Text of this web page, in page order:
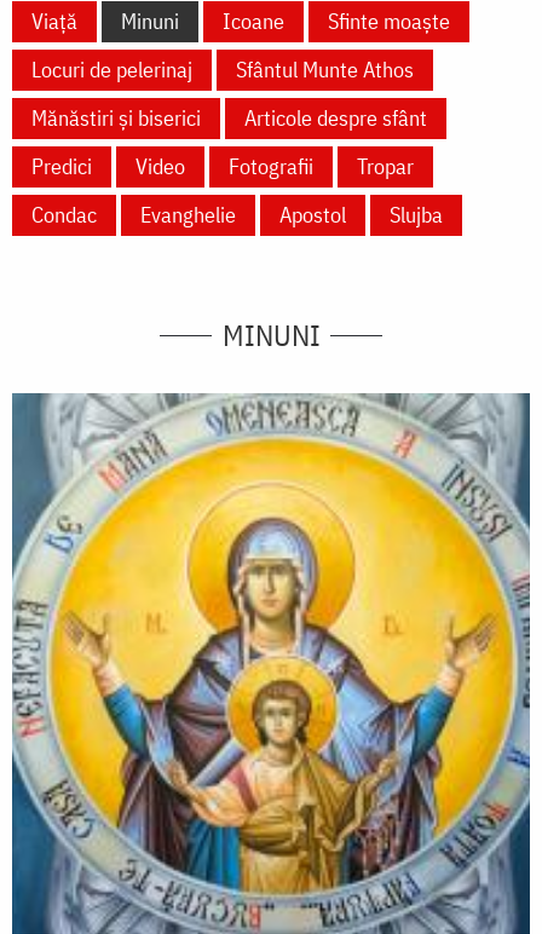
Viață
Minuni Icoane
Sfinte moaște
Locuri de pelerinaj
Sfântul Munte Athos
Mănăstiri și biserici
Articole despre sfânt
Predici
Video Fotografii
Tropar
Condac
Evanghelie Apostol Slujba
MINUNI